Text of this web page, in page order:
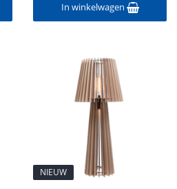
In winkelwagen
NIEUW